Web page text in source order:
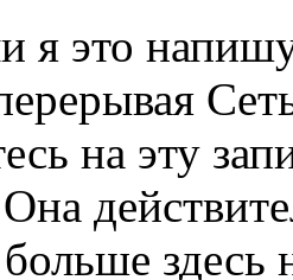
я это
на эту
Она
здесь